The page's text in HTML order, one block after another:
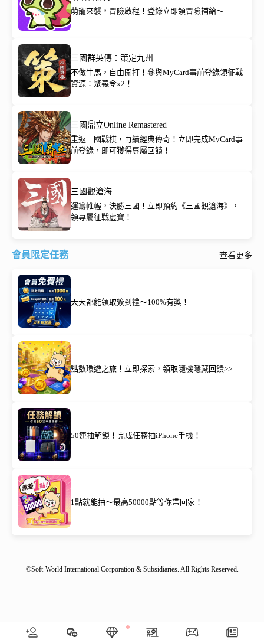
萌寵來襲，冒險啟程！登錄立即領冒險補給～
三國群英傳：策定九州
不做牛馬，自由開打！參與MyCard事前登錄領征戰
資源：聚義令x2！
三國鼎立Online Remastered
重返三國戰棋，再續經典傳奇！立即完成MyCard事
前登錄，即可獲得專屬回饋！
三國觀滄海
運籌帷幄，決勝三國！立即預約《三國觀滄海》，
領專屬征戰虛寶！
會員限定任務 查看更多
天天都能領取簽到禮～100%有獎！
點數環遊之旅！立即探索，領取隨機隱藏回饋>>
50連抽解鎖！完成任務抽iPhone手機！
1點就能抽～最高50000點等你帶回家！
©Soft-World International Corporation & Subsidiaries. All Rights Reserved.